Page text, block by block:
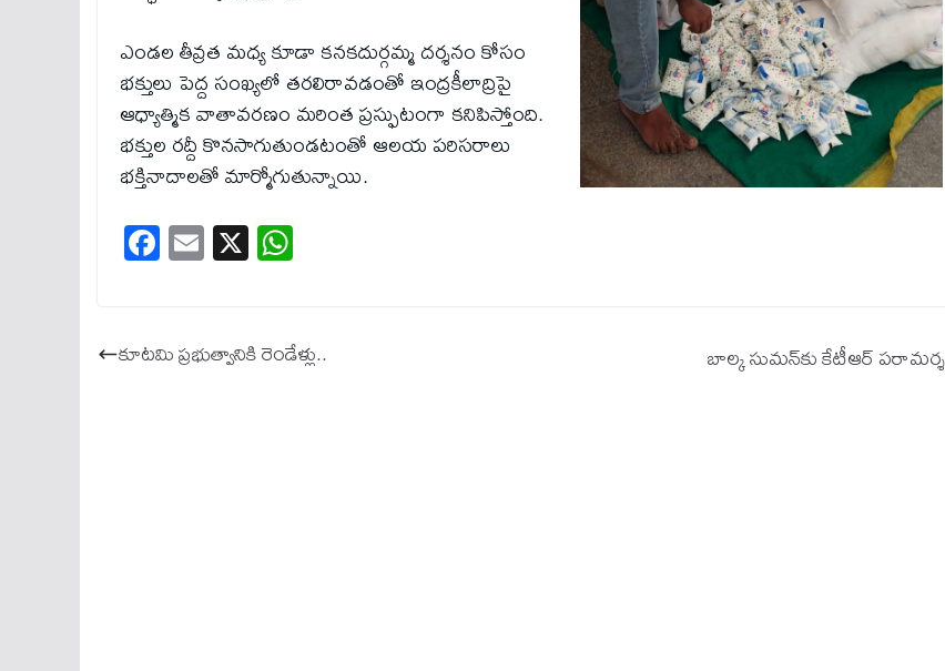
ఎండల తీవ్రత మధ్య కూడా కనకదుర్గమ్మ దర్శనం కోసం
భక్తులు పెద్ద సంఖ్యలో తరలిరావడంతో ఇంద్రకీలాద్రిపై
ఆధ్యాత్మిక వాతావరణం మరింత ప్రస్ఫుటంగా కనిపిస్తోంది.
భక్తుల రద్దీ కొనసాగుతుండటంతో ఆలయ పరిసరాలు
భక్తినాదాలతో మార్మోగుతున్నాయి.
Fa
ce
ok
E
m
X
A
pp
కూటమి ప్రభుత్వానికి రెండేళ్లు.. బాల్క సుమన్‌కు కేటీఆర్ పరామర్శ‌